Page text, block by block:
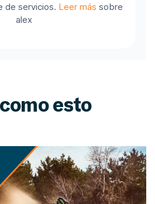
de servicios. Leer más sobre
alex
esto